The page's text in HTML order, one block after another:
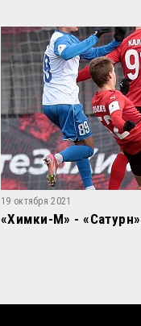
19 октября 2021
«Химки-М» -